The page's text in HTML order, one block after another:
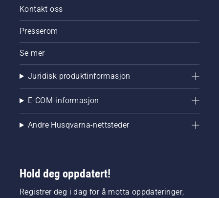
Kontakt oss
Presserom
Se mer
Juridisk produktinformasjon
E-COM-informasjon
Andre Husqvarna-nettsteder
Hold deg oppdatert!
Registrer deg i dag for å motta oppdateringer,